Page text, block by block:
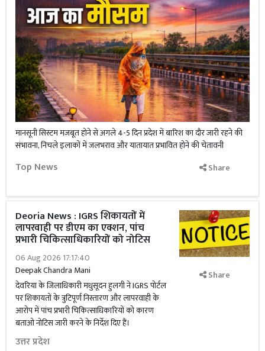
मानसूनी सिस्टम मजबूत होने से अगले 4-5 दिन प्रदेश में बारिश का दौर जारी रहने की
संभावना, निचले इलाकों में जलभराव और यातायात प्रभावित होने की चेतावनी
Top News Share
Deoria News : IGRS शिकायतों में
लापरवाही पर डीएम का एक्शन, पांच
प्रभारी चिकित्साधिकारियों को नोटिस
06 Aug 2026 17:17:40
Deepak Chandra Mani
देवरिया के जिलाधिकारी मधुसूदन हुलगी ने IGRS पोर्टल
पर शिकायतों के त्रुटिपूर्ण निस्तारण और लापरवाही के
आरोप में पांच प्रभारी चिकित्साधिकारियों को कारण
बताओ नोटिस जारी करने के निर्देश दिए हैं।
उत्तर प्रदेश
Share